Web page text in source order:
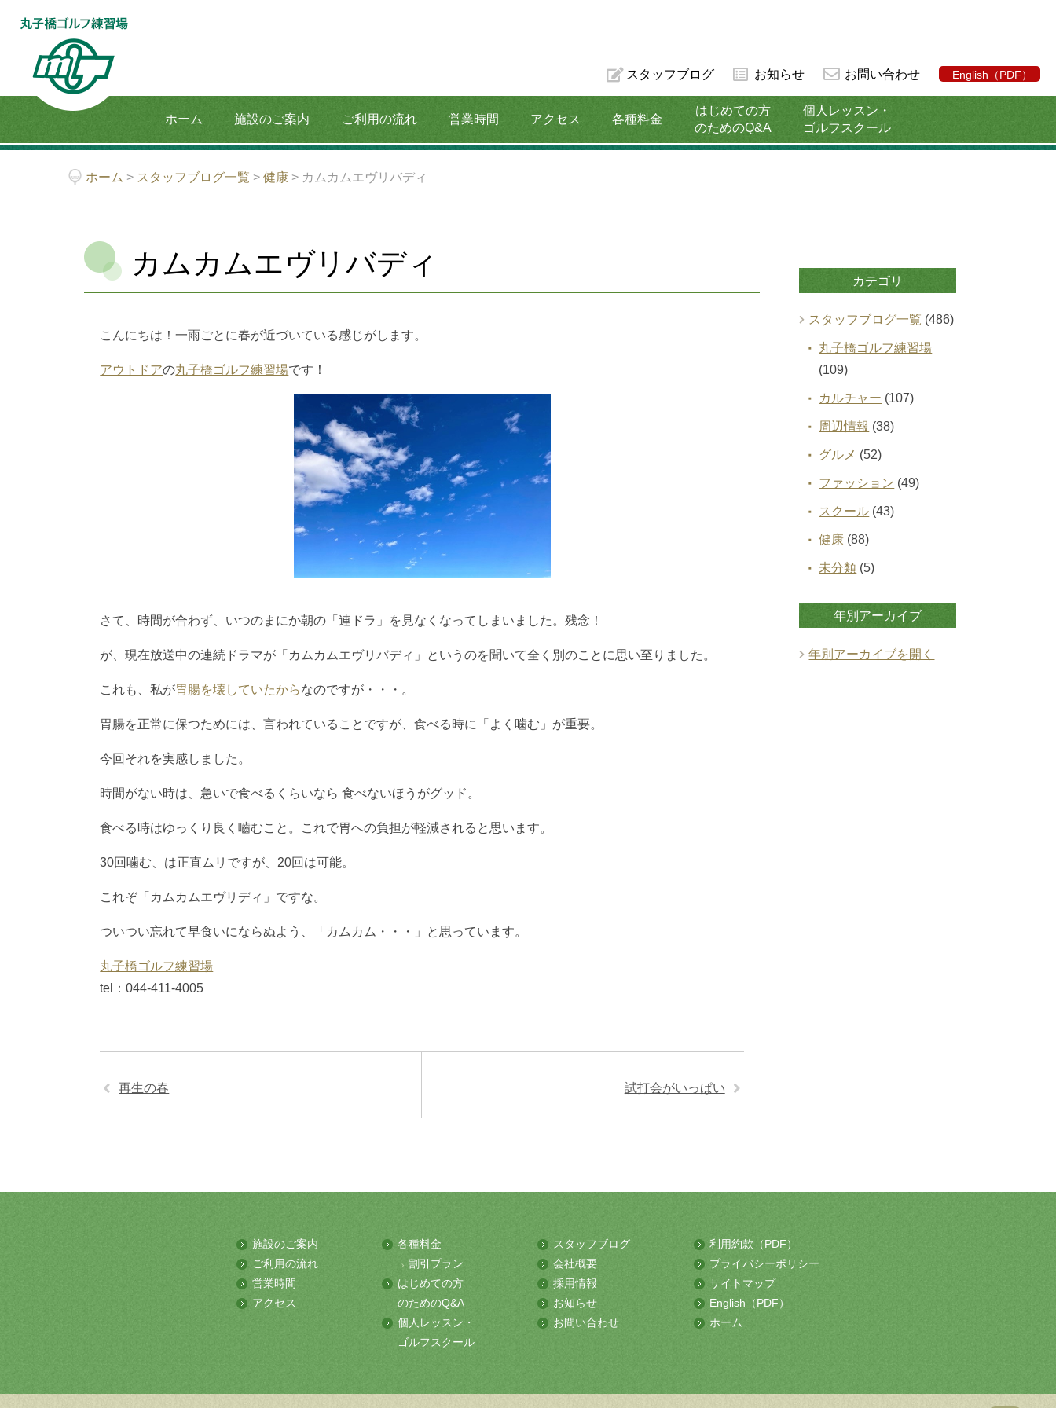
ホーム 施設のご案内 ご利用の流れ 営業時間 アクセス 各種料金
はじめての方
のためのQ&A
個人レッスン・
ゴルフスクール
スタッフブログ お知らせ お問い合わせ English（PDF）
ホーム > スタッフブログ一覧 >健康 > カムカムエヴリバディ
カムカムエヴリバディ
こんにちは！一雨ごとに春が近づいている感じがします。
アウトドアの丸子橋ゴルフ練習場です！
さて、時間が合わず、いつのまにか朝の「連ドラ」を見なくなってしまいました。残念！
が、現在放送中の連続ドラマが「カムカムエヴリバディ」というのを聞いて全く別のことに思い至りました。
これも、私が胃腸を壊していたからなのですが・・・。
胃腸を正常に保つためには、言われていることですが、食べる時に「よく噛む」が重要。
今回それを実感しました。
時間がない時は、急いで食べるくらいなら 食べないほうがグッド。
食べる時はゆっくり良く嚙むこと。これで胃への負担が軽減されると思います。
30回噛む、は正直ムリですが、20回は可能。
これぞ「カムカムエヴリディ」ですな。
ついつい忘れて早食いにならぬよう、「カムカム・・・」と思っています。
丸子橋ゴルフ練習場
tel：044-411-4005
再生の春 試打会がいっぱい
カテゴリ
スタッフブログ一覧 (486)
丸子橋ゴルフ練習場
(109)
カルチャー (107)
周辺情報 (38)
グルメ (52)
ファッション (49)
スクール (43)
健康 (88)
未分類 (5)
年別アーカイブ
年別アーカイブを開く
施設のご案内
ご利用の流れ
営業時間
アクセス
各種料金
割引プラン
はじめての方
のためのQ&A
個人レッスン・
ゴルフスクール
スタッフブログ
会社概要
採用情報
お知らせ
お問い合わせ
利用約款（PDF）
プライバシーポリシー
サイトマップ
English（PDF）
ホーム